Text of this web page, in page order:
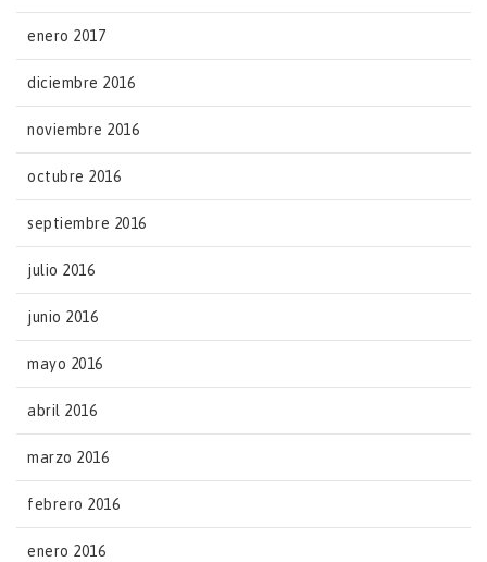
enero 2017
diciembre 2016
noviembre 2016
octubre 2016
septiembre 2016
julio 2016
junio 2016
mayo 2016
abril 2016
marzo 2016
febrero 2016
enero 2016